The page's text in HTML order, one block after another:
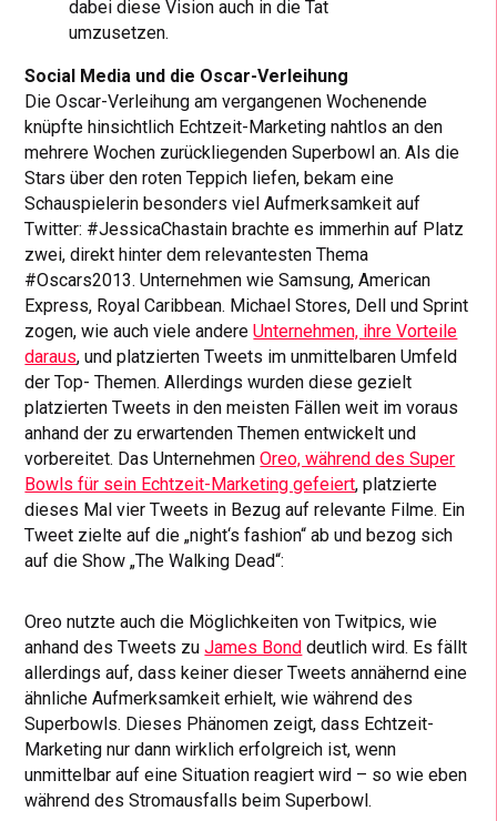
dabei diese Vision auch in die Tat
umzusetzen.
Social Media und die Oscar-Verleihung
Die Oscar-Verleihung am vergangenen Wochenende
knüpfte hinsichtlich Echtzeit-Marketing nahtlos an den
mehrere Wochen zurückliegenden Superbowl an. Als die
Stars über den roten Teppich liefen, bekam eine
Schauspielerin besonders viel Aufmerksamkeit auf
Twitter: #JessicaChastain brachte es immerhin auf Platz
zwei, direkt hinter dem relevantesten Thema
#Oscars2013. Unternehmen wie Samsung, American
Express, Royal Caribbean. Michael Stores, Dell und Sprint
zogen, wie auch viele andereUnternehmen, ihre Vorteile
daraus, und platzierten Tweets im unmittelbaren Umfeld
der Top- Themen. Allerdings wurden diese gezielt
platzierten Tweets in den meisten Fällen weit im voraus
anhand der zu erwartenden Themen entwickelt und
vorbereitet. Das UnternehmenOreo, während des Super
Bowls für sein Echtzeit-Marketing gefeiert, platzierte
dieses Mal vier Tweets in Bezug auf relevante Filme. Ein
Tweet zielte auf die „night‘s fashion“ ab und bezog sich
auf die Show „The Walking Dead“:
Oreo nutzte auch die Möglichkeiten von Twitpics, wie
anhand des Tweets zuJames Bond deutlich wird. Es fällt
allerdings auf, dass keiner dieser Tweets annähernd eine
ähnliche Aufmerksamkeit erhielt, wie während des
Superbowls. Dieses Phänomen zeigt, dass Echtzeit-
Marketing nur dann wirklich erfolgreich ist, wenn
unmittelbar auf eine Situation reagiert wird – so wie eben
während des Stromausfalls beim Superbowl.